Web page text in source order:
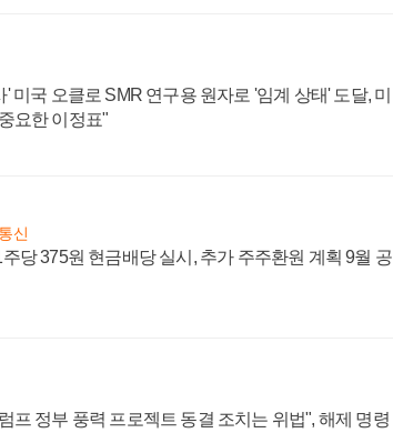
미국 오클로 SMR 연구용 원자로 '임계 상태' 도달, 미
요한 이정표"
신
당 375원 현금배당 실시, 추가 주주환원 계획 9월 공
프 정부 풍력 프로젝트 동결 조치는 위법", 해제 명령